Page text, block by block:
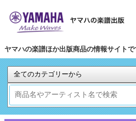
ヤマハの楽譜ほか出版商品の情報サイトで